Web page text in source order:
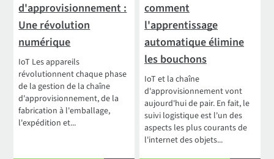
d'approvisionnement :
Une révolution
numérique
IoT Les appareils
révolutionnent chaque phase
de la gestion de la chaîne
d'approvisionnement, de la
fabrication à l'emballage,
l'expédition et...
comment
l'apprentissage
automatique élimine
les bouchons
IoT et la chaîne
d'approvisionnement vont
aujourd'hui de pair. En fait, le
suivi logistique est l'un des
aspects les plus courants de
l'internet des objets...